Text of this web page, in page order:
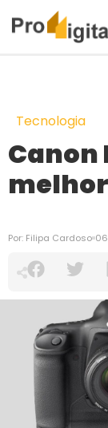
Tecnologia
Canon
Por: Filipa Cardoso